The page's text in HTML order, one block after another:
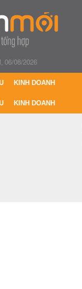
06/08/2026
KINH DOANH
KINH DOANH